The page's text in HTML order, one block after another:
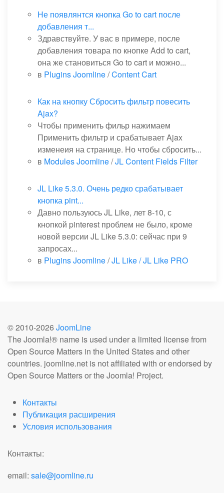
Не появлянтся кнопка Go to cart после
добавления т...
Здравствуйте. У вас в примере, после
добавления товара по кнопке Add to cart,
она же становиться Go to cart и можно...
в Plugins Joomline/Content Cart
Как на кнопку Сбросить фильтр повесить
Ajax?
Чтобы применить фильр нажимаем
Применить фильтр и срабатывает Ajax
изменеия на странице. Но чтобы сбросить...
в Modules Joomline/JL Content Fields Filter
JL Like 5.3.0. Очень редко срабатывает
кнопка pint...
Давно пользуюсь JL Like, лет 8-10, с
кнопкой pinterest проблем не было, кроме
новой версии JL Like 5.3.0: сейчас при 9
запросах...
в Plugins Joomline/JL Like / JL Like PRO
© 2010-2026 JoomLine
The Joomla!® name is used under a limited license from
Open Source Matters in the United States and other
countries. joomline.net is not affiliated with or endorsed by
Open Source Matters or the Joomla! Project.
Контакты
Публикация расширения
Условия использования
Контакты:
email: sale@joomline.ru